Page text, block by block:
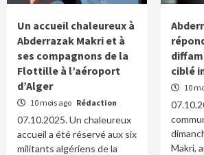
Un accueil chaleureux à
Abderrazak Makri et à
ses compagnons de la
Flottille à l’aéroport
d’Alger
10 mois ago Rédaction
07.10.2025. Un chaleureux
accueil a été réservé aux six
militants algériens de la
ciblé
10
Makri,